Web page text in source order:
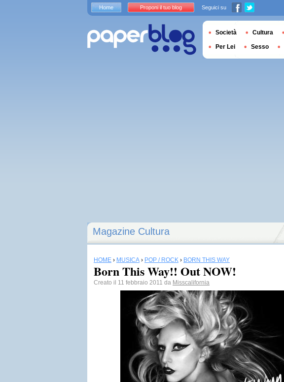
Magazine Cultura
HOME › MUSICA › POP / ROCK › BORN THIS WAY
Born This Way!! Out NOW!
Creato il 11 febbraio 2011 da Misscalifornia
Home Proponi il tuo blog Seguici su
Società Cultura
Per Lei Sesso